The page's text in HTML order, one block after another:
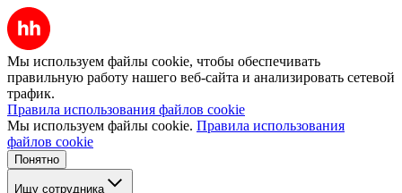
Мы используем файлы cookie, чтобы обеспечивать
правильную работу нашего веб-сайта и анализировать сетевой
трафик.
Правила использования файлов cookie
Мы используем файлы cookie. Правила использования
файлов cookie
Понятно
Ищу сотрудника